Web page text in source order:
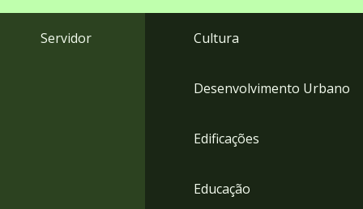
Servidor Cultura
Desenvolvimento Urbano
Edificações
Educação